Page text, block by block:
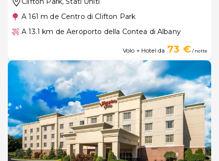
A 161 m de Centro di Clifton Park
A 13.1 km de Aeroporto della Contea di Albany
Volo + Hotel da 73 €/ notte